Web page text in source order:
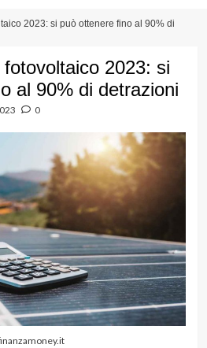
2023: si può ottenere fino al 90% di
2023: si
al 90% di detrazioni
0